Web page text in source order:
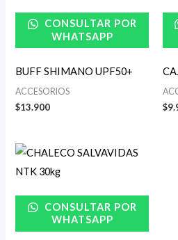
CONSULTAR POR
WHATSAPP
BUFF SHIMANO UPF50+
ACCESORIOS
$13.900 $
CONSULTAR POR
WHATSAPP